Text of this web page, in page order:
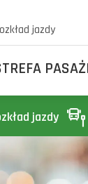
jazdy
jazdy